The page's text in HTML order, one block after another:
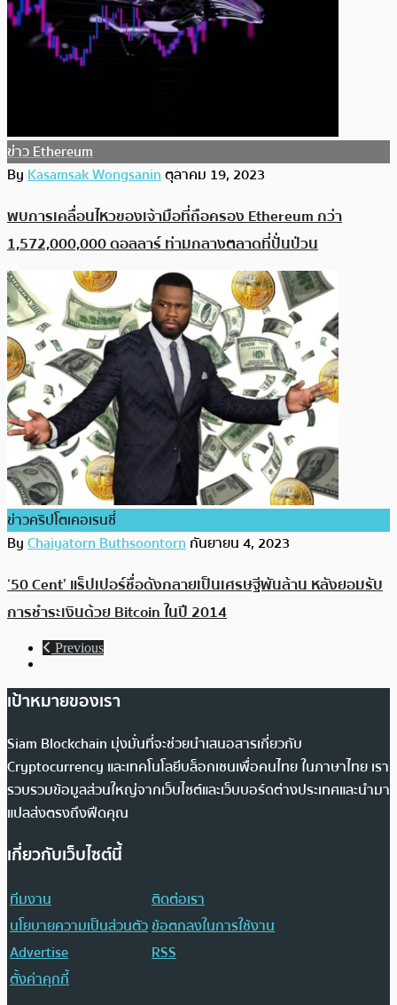
ข่าว Ethereum
ByKasamsak Wongsaninตุลาคม 19, 2023
พบการเคลื่อนไหวของเจ้ามือที่ถือครอง Ethereum กว่า
1,572,000,000 ดอลลาร์ ท่ามกลางตลาดที่ปั่นป่วน
ข่าวคริปโตเคอเรนซี่
ByChaiyatorn Buthsoontornกันยายน 4, 2023
‘50 Cent’ แร็ปเปอร์ชื่อดังกลายเป็นเศรษฐีพันล้าน หลังยอมรับ
การชำระเงินด้วย Bitcoin ในปี 2014
Previous
เป้าหมายของเรา
Siam Blockchain มุ่งมั่นที่จะช่วยนำเสนอสารเกี่ยวกับ
Cryptocurrency และเทคโนโลยีบล็อกเชนเพื่อคนไทย ในภาษาไทย เรา
รวบรวมข้อมูลส่วนใหญ่จากเว็บไซต์และเว็บบอร์ดต่างประเทศและนำมา
แปลส่งตรงถึงฟีดคุณ
เกี่ยวกับเว็บไซต์นี้
ทีมงาน
ติดต่อเรา
นโยบายความเป็นส่วนตัวข้อตกลงในการใช้งาน
Advertise
RSS
ตั้งค่าคุกกี้